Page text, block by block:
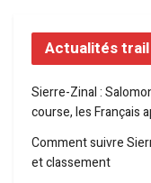
Actualités
Sierre-Zinal :
course, les Français
Comment suivre
et classement